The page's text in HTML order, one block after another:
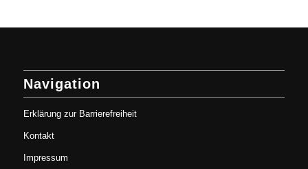
Navigation
Erklärung zur Barrierefreiheit
Kontakt
Impressum